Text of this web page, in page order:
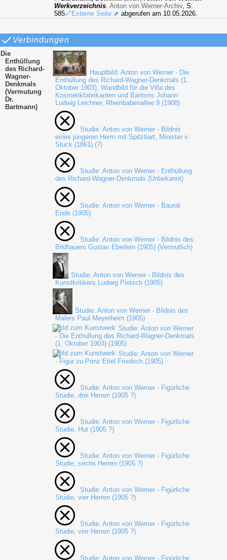
Werkverzeichnis.Anton von Werner-Archiv, S.
585🔗Externe Seite ⬈ abgerufen am 10.05.2026.
Verbindungen
Die
Enthüllung
des Richard-
Wagner-
Denkmals
(Vermutung
Dr.
Bartmann)
Hauptbild: Anton von Werner - Die
Enthüllung des Richard-Wagner-Denkmals (1.
Oktober 1903), Wandbild für die Villa des
Kosmetikfabrikanten und Baritons Johann
Ludwig Leichner, Rheinbabenallee 9 (1908)
Studie: Anton von Werner - Bildnis
eines jüngeren Herrn mit Spitzbart, Minister v.
Stuck (1861) (?)
Studie: Anton von Werner - Enthüllung
des Richard-Wagner-Denkmals (Unbekannt)
Studie: Anton von Werner - Baurat
Ende (1905)
Studie: Anton von Werner - Bildnis des
Bildhauers Gustav Eberlein (1905) (Vermutlich)
Studie: Anton von Werner - Bildnis des
Kunstkritikers Ludwig Pietsch (1905)
Studie: Anton von Werner - Bildnis des
Malers Paul Meyerheim (1905)
Studie: Anton von Werner
- Die Enthüllung des Richard-Wagner-Denkmals
(1. Oktober 1903) (1905)
Studie: Anton von Werner
- Figur zu Prinz Eitel Friedrich (1905)
Studie: Anton von Werner - Figürliche
Studie, drei Herren (1905 ?)
Studie: Anton von Werner - Figürliche
Studie, Hut (1905 ?)
Studie: Anton von Werner - Figürliche
Studie, sechs Herren (1905 ?)
Studie: Anton von Werner - Figürliche
Studie, vier Herren (1905 ?)
Studie: Anton von Werner - Figürliche
Studie, vier Herren (1905 ?)
Studie: Anton von Werner - Figürliche